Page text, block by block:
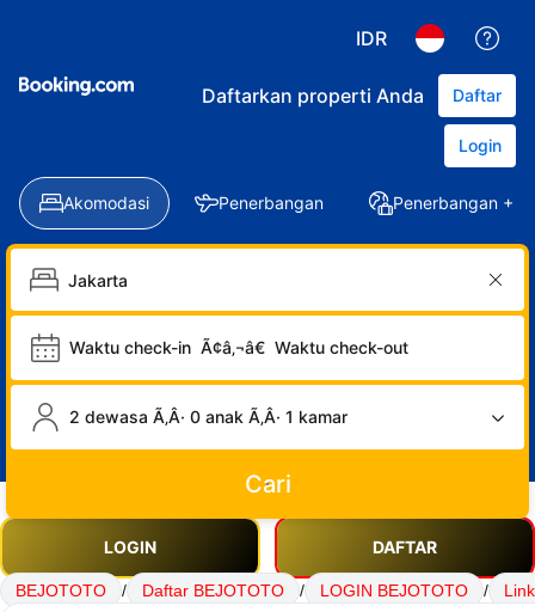
IDR
Daftarkan properti Anda Daftar
Login
Akomodasi Penerbangan Penerbangan +
Waktu check-in Ã¢â‚¬â€ Waktu check-out
2 dewasa Ã‚Â· 0 anak Ã‚Â· 1 kamar
Cari
LOGIN DAFTAR
BEJOTOTO / Daftar BEJOTOTO / LOGIN BEJOTOTO /